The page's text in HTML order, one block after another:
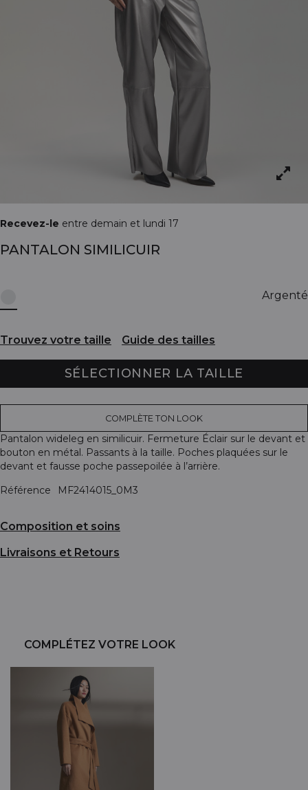
Recevez-le entre demain et lundi 17
PANTALON SIMILICUIR
Argenté
Trouvez votre taille Guide des tailles
SÉLECTIONNER LA TAILLE
COMPLÈTE TON LOOK
Pantalon wideleg en similicuir. Fermeture Éclair sur le devant et
bouton en métal. Passants à la taille. Poches plaquées sur le
devant et fausse poche passepoilée à l’arrière.
Référence
MF2414015_0M3
Composition et soins
Livraisons et Retours
COMPLÉTEZ VOTRE LOOK